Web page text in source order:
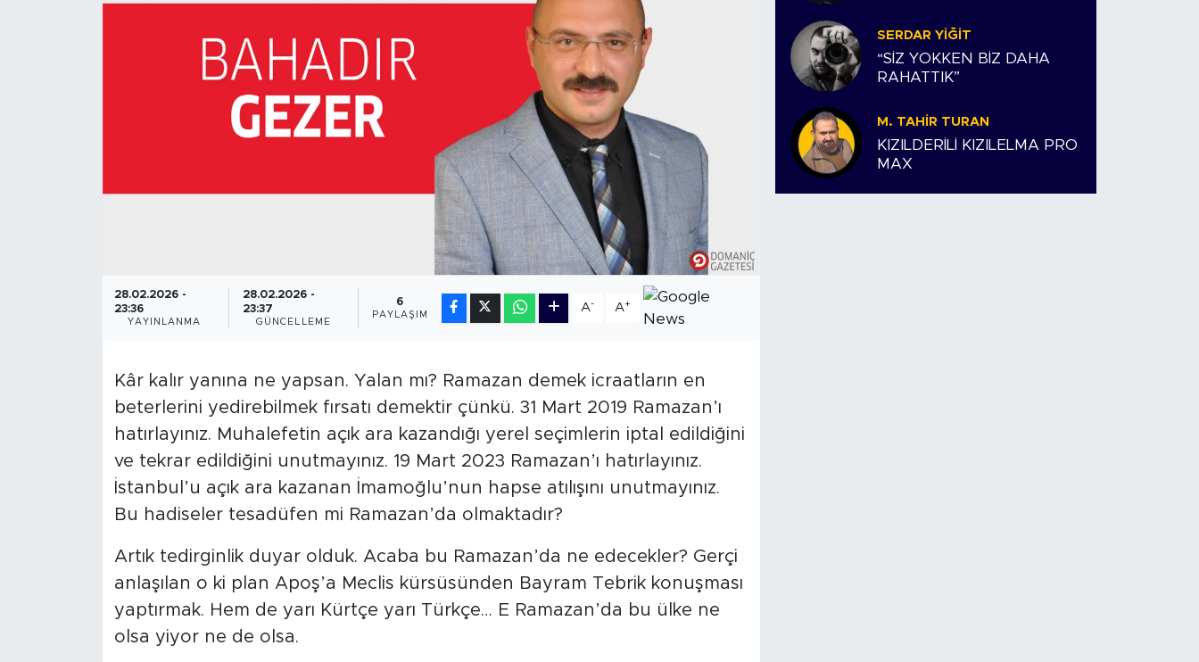
28.02.2026 -
23:36
YAYINLANMA
28.02.2026 -
23:37
GÜNCELLEME
6
PAYLAŞIM
A- A+
Kâr kalır yanına ne yapsan. Yalan mı? Ramazan demek icraatların en
beterlerini yedirebilmek fırsatı demektir çünkü. 31 Mart 2019 Ramazan’ı
hatırlayınız. Muhalefetin açık ara kazandığı yerel seçimlerin iptal edildiğini
ve tekrar edildiğini unutmayınız. 19 Mart 2023 Ramazan’ı hatırlayınız.
İstanbul’u açık ara kazanan İmamoğlu’nun hapse atılışını unutmayınız.
Bu hadiseler tesadüfen mi Ramazan’da olmaktadır?
Artık tedirginlik duyar olduk. Acaba bu Ramazan’da ne edecekler? Gerçi
anlaşılan o ki plan Apoş’a Meclis kürsüsünden Bayram Tebrik konuşması
yaptırmak. Hem de yarı Kürtçe yarı Türkçe… E Ramazan’da bu ülke ne
olsa yiyor ne de olsa.
HİKAYEMİZ
SERDAR YIĞIT
“SİZ YOKKEN BİZ DAHA
RAHATTIK”
M. TAHIR TURAN
KIZILDERİLİ KIZILELMA PRO
MAX